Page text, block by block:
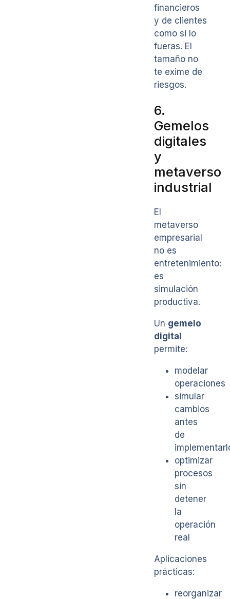
financieros
y de clientes
como si lo
fueras. El
tamaño no
te exime de
riesgos.
6.
Gemelos
digitales
y
metaverso
industrial
El
metaverso
empresarial
no es
entretenimiento:
es
simulación
productiva.
Un gemelo
digital
permite:
modelar
operaciones
simular
cambios
antes
de
optimizar
procesos
sin
detener
la
operación
real
Aplicaciones
prácticas:
reorganizar